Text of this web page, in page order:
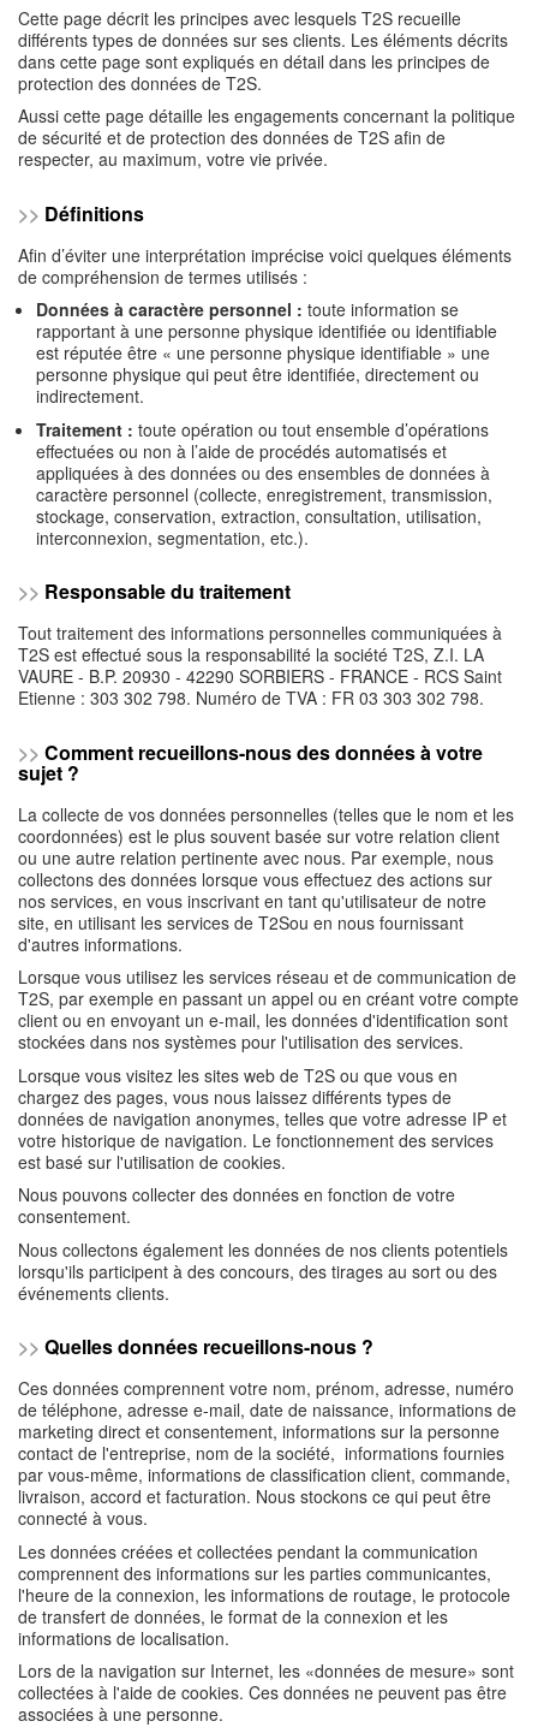
Cette page décrit les principes avec lesquels T2S recueille
différents types de données sur ses clients. Les éléments décrits
dans cette page sont expliqués en détail dans les principes de
protection des données de T2S.
Aussi cette page détaille les engagements concernant la politique
de sécurité et de protection des données de T2S afin de
respecter, au maximum, votre vie privée.
>> Définitions
Afin d’éviter une interprétation imprécise voici quelques éléments
de compréhension de termes utilisés :
Données à caractère personnel : toute information se
rapportant à une personne physique identifiée ou identifiable
est réputée être « une personne physique identifiable » une
personne physique qui peut être identifiée, directement ou
indirectement.
Traitement : toute opération ou tout ensemble d’opérations
effectuées ou non à l’aide de procédés automatisés et
appliquées à des données ou des ensembles de données à
caractère personnel (collecte, enregistrement, transmission,
stockage, conservation, extraction, consultation, utilisation,
interconnexion, segmentation, etc.).
>> Responsable du traitement
Tout traitement des informations personnelles communiquées à
T2S est effectué sous la responsabilité la société T2S, Z.I. LA
VAURE - B.P. 20930 - 42290 SORBIERS - FRANCE - RCS Saint
Etienne : 303 302 798. Numéro de TVA : FR 03 303 302 798.
>> Comment recueillons-nous des données à votre
sujet ?
La collecte de vos données personnelles (telles que le nom et les
coordonnées) est le plus souvent basée sur votre relation client
ou une autre relation pertinente avec nous. Par exemple, nous
collectons des données lorsque vous effectuez des actions sur
nos services, en vous inscrivant en tant qu'utilisateur de notre
site, en utilisant les services de T2Sou en nous fournissant
d'autres informations.
Lorsque vous utilisez les services réseau et de communication de
T2S, par exemple en passant un appel ou en créant votre compte
client ou en envoyant un e-mail, les données d'identification sont
stockées dans nos systèmes pour l'utilisation des services.
Lorsque vous visitez les sites web de T2S ou que vous en
chargez des pages, vous nous laissez différents types de
données de navigation anonymes, telles que votre adresse IP et
votre historique de navigation. Le fonctionnement des services
est basé sur l'utilisation de cookies.
Nous pouvons collecter des données en fonction de votre
consentement.
Nous collectons également les données de nos clients potentiels
lorsqu'ils participent à des concours, des tirages au sort ou des
événements clients.
>> Quelles données recueillons-nous ?
Ces données comprennent votre nom, prénom, adresse, numéro
de téléphone, adresse e-mail, date de naissance, informations de
marketing direct et consentement, informations sur la personne
contact de l'entreprise, nom de la société, informations fournies
par vous-même, informations de classification client, commande,
livraison, accord et facturation. Nous stockons ce qui peut être
connecté à vous.
Les données créées et collectées pendant la communication
comprennent des informations sur les parties communicantes,
l'heure de la connexion, les informations de routage, le protocole
de transfert de données, le format de la connexion et les
informations de localisation.
Lors de la navigation sur Internet, les «données de mesure» sont
collectées à l'aide de cookies. Ces données ne peuvent pas être
associées à une personne.